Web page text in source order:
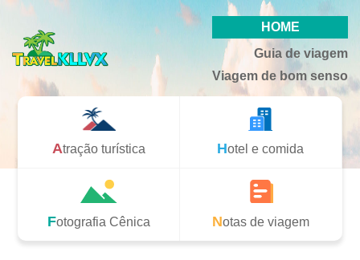
HOME
Guia de viagem
Viagem de bom senso
Atração turística Hotel e comida
Fotografia Cênica Notas de viagem